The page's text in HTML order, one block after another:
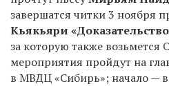
завершатся читки3 ноября
Кьякьяри
за которую также возьмется
мероприятия пройдут на
в МВДЦ «Сибирь»; начало —